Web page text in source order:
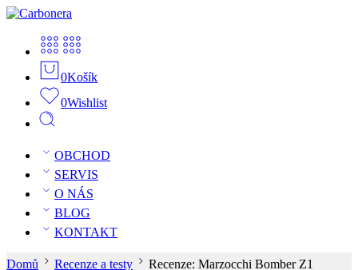
0Košík
0Wishlist
OBCHOD
SERVIS
O NÁS
BLOG
KONTAKT
Domů Recenze a testy Recenze: Marzocchi Bomber Z1